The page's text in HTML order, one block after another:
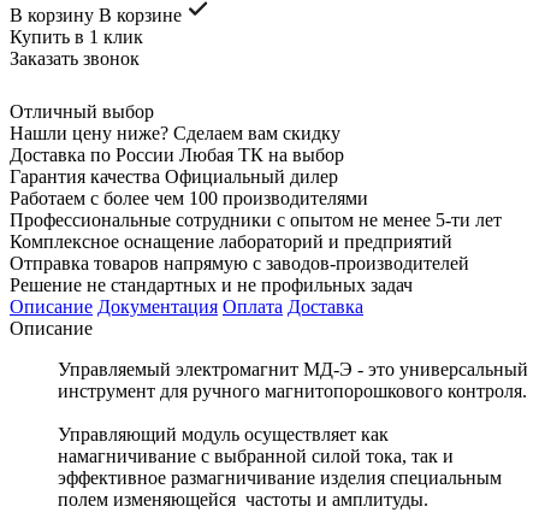
В корзину В корзине
Купить в 1 клик
Заказать звонок
Отличный выбор
Нашли цену ниже? Сделаем вам скидку
Доставка по России Любая ТК на выбор
Гарантия качества Официальный дилер
Работаем с более чем 100 производителями
Профессиональные сотрудники с опытом не менее 5-ти лет
Комплексное оснащение лабораторий и предприятий
Отправка товаров напрямую с заводов-производителей
Решение не стандартных и не профильных задач
Описание Документация Оплата Доставка
Описание
Управляемый электромагнит МД-Э - это универсальный
инструмент для ручного магнитопорошкового контроля.
Управляющий модуль осуществляет как
намагничивание с выбранной силой тока, так и
эффективное размагничивание изделия специальным
полем изменяющейся частоты и амплитуды.